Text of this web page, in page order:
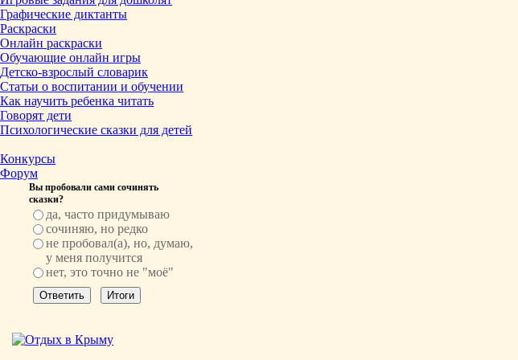
Графические диктанты
Раскраски
Онлайн раскраски
Обучающие онлайн игры
Детско-взрослый словарик
Статьи о воспитании и обучении
Как научить ребенка читать
Говорят дети
Психологические сказки для детей
Конкурсы
Форум
Вы пробовали сами сочинять
сказки?
да, часто придумываю
сочиняю, но редко
не пробовал(а), но, думаю,
у меня получится
нет, это точно не "моё"